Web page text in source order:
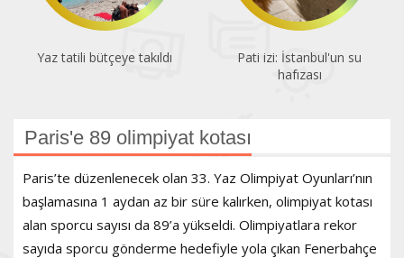
Yaz tatili bütçeye takıldı
Pati izi: İstanbul'un su
hafızası
Paris'e 89 olimpiyat kotası
Paris’te düzenlenecek olan 33. Yaz Olimpiyat Oyunları’nın
başlamasına 1 aydan az bir süre kalırken, olimpiyat kotası
alan sporcu sayısı da 89’a yükseldi. Olimpiyatlara rekor
sayıda sporcu gönderme hedefiyle yola çıkan Fenerbahçe